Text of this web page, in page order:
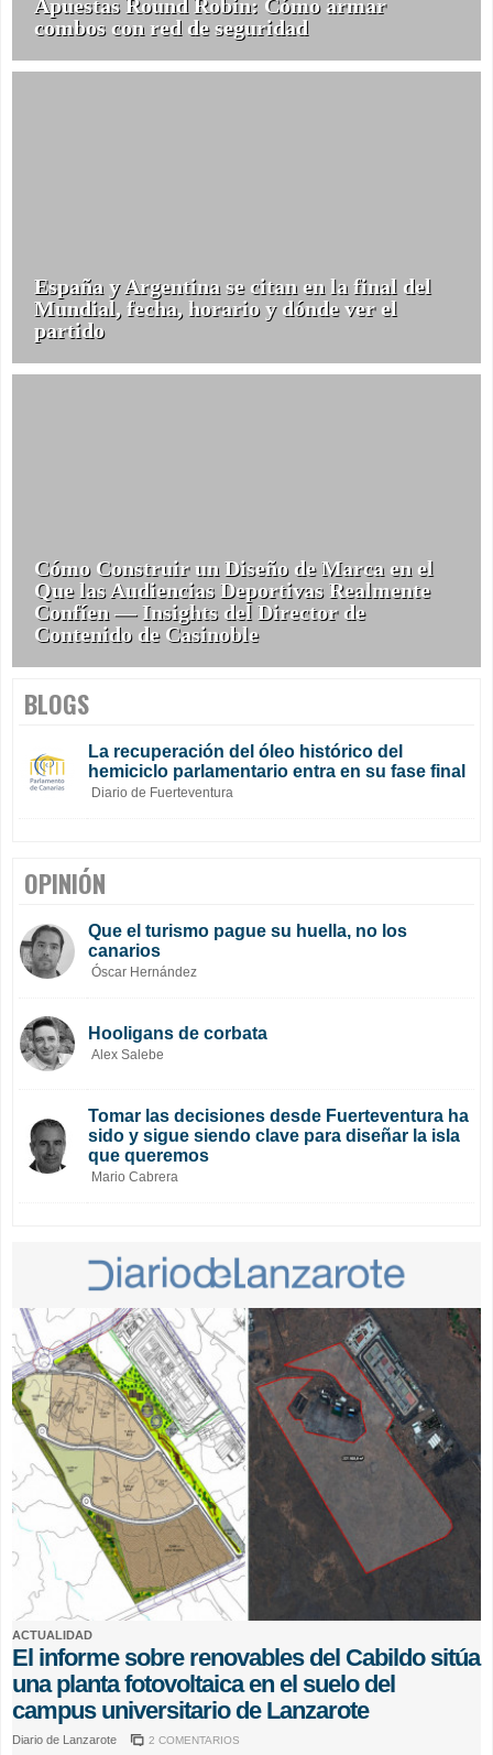
Apuestas Round Robin: Cómo armar
combos con red de seguridad
España y Argentina se citan en la final del
Mundial, fecha, horario y dónde ver el
partido
Cómo Construir un Diseño de Marca en el
Que las Audiencias Deportivas Realmente
Confíen — Insights del Director de
Contenido de Casinoble
BLOGS
La recuperación del óleo histórico del
hemiciclo parlamentario entra en su fase final
Diario de Fuerteventura
OPINIÓN
Que el turismo pague su huella, no los
canarios
Óscar Hernández
Hooligans de corbata
Alex Salebe
Tomar las decisiones desde Fuerteventura ha
sido y sigue siendo clave para diseñar la isla
que queremos
Mario Cabrera
ACTUALIDAD
El informe sobre renovables del Cabildo sitúa
una planta fotovoltaica en el suelo del
campus universitario de Lanzarote
Diario de Lanzarote 2 COMENTARIOS